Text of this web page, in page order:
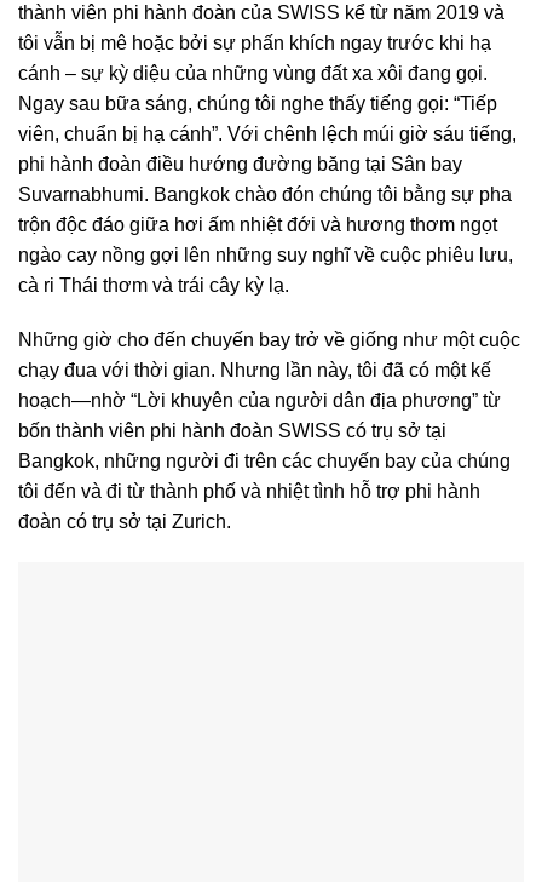
thành viên phi hành đoàn của SWISS kể từ năm 2019 và
tôi vẫn bị mê hoặc bởi sự phấn khích ngay trước khi hạ
cánh – sự kỳ diệu của những vùng đất xa xôi đang gọi.
Ngay sau bữa sáng, chúng tôi nghe thấy tiếng gọi: “Tiếp
viên, chuẩn bị hạ cánh”. Với chênh lệch múi giờ sáu tiếng,
phi hành đoàn điều hướng đường băng tại Sân bay
Suvarnabhumi. Bangkok chào đón chúng tôi bằng sự pha
trộn độc đáo giữa hơi ấm nhiệt đới và hương thơm ngọt
ngào cay nồng gợi lên những suy nghĩ về cuộc phiêu lưu,
cà ri Thái thơm và trái cây kỳ lạ.
Những giờ cho đến chuyến bay trở về giống như một cuộc
chạy đua với thời gian. Nhưng lần này, tôi đã có một kế
hoạch—nhờ “Lời khuyên của người dân địa phương” từ
bốn thành viên phi hành đoàn SWISS có trụ sở tại
Bangkok, những người đi trên các chuyến bay của chúng
tôi đến và đi từ thành phố và nhiệt tình hỗ trợ phi hành
đoàn có trụ sở tại Zurich.